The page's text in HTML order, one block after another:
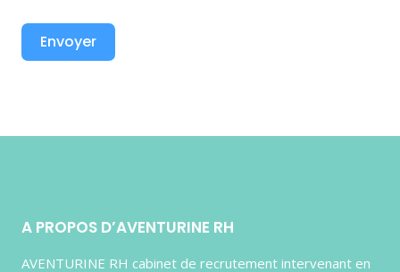
Envoyer
A PROPOS D’AVENTURINE RH
AVENTURINE RH cabinet de recrutement intervenant en